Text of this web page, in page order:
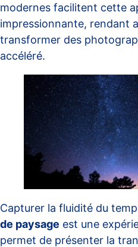
modernes facilitent cette
impressionnante, rendant
transformer des
accéléré.
Capturer la fluidité du
de paysage est une
permet de présenter la